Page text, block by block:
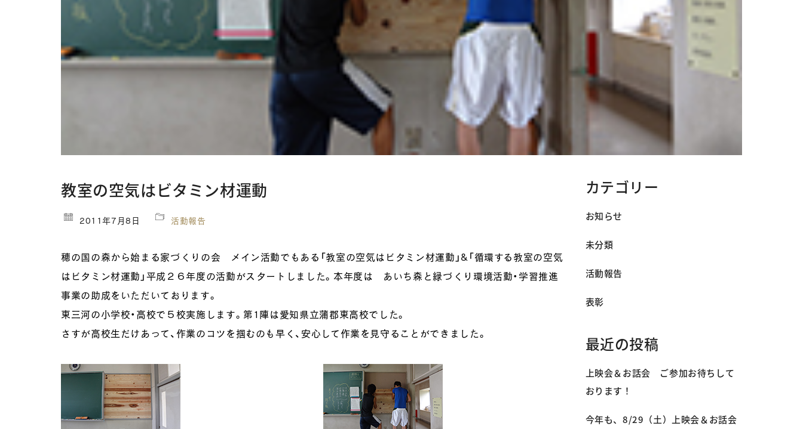
教室の空気はビタミン材運動
2011年7月8日 活動報告
穂の国の森から始まる家づくりの会 メイン活動でもある「教室の空気はビタミン材運動」&「循環する教室の空気
はビタミン材運動」平成２６年度の活動がスタートしました。本年度は あいち森と緑づくり環境活動・学習推進
事業の助成をいただいております。
東三河の小学校・高校で５校実施します。第1陣は愛知県立蒲郡東高校でした。
さすが高校生だけあって、作業のコツを掴むのも早く、安心して作業を見守ることができました。
カテゴリー
お知らせ
未分類
活動報告
表彰
最近の投稿
上映会＆お話会 ご参加お待ちして
おります！
今年も、8/29（土）上映会＆お話会